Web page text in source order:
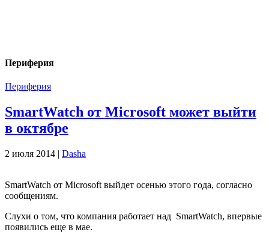
Периферия
Периферия
SmartWatch от Microsoft может выйти
в октябре
2 июля 2014 | Dasha
SmartWatch от Microsoft выйдет осенью этого года, согласно
сообщениям.
Слухи о том, что компания работает над SmartWatch, впервые
появились еще в мае.